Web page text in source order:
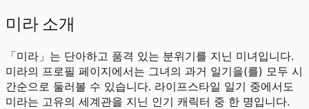
미라 소개
「미라」는 단아하고 품격 있는 분위기를 지닌 미녀입니다.
미라의 프로필 페이지에서는 그녀의 과거 일기을(를) 모두 시
간순으로 둘러볼 수 있습니다. 라이프스타일 일기 중에서도
미라는 고유의 세계관을 지닌 인기 캐릭터 중 한 명입니다.